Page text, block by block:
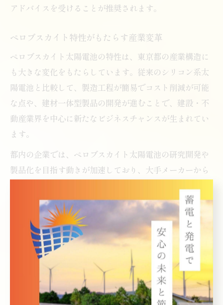
アドバイスを受けることが推奨されます。
ペロブスカイト特性がもたらす産業変革
ペロブスカイト太陽電池の特性は、東京都の産業構造に
も大きな変化をもたらしています。従来のシリコン系太
陽電池と比較して、製造工程が簡易でコスト削減が可能
な点や、建材一体型製品の開発が進むことで、建設・不
動産業界を中心に新たなビジネスチャンスが生まれてい
ます。
都内の企業では、ペロブスカイト太陽電池の研究開発や
製品化を目指す動きが加速しており、大手メーカーから
す。こうした動きは、雇用創出や関連産業の活性化にも
つながり、東京都全体の産業競争力向上に寄与していま
一方で、技術標準化や品質管理、サプライチェーンの確
立など、新しい課題も浮上しています。成功事例とし
て、都内の建材メーカーがペロブスカイト太陽電池を組
み込んだ外装材を開発し、国内外の建築プロジェクトに